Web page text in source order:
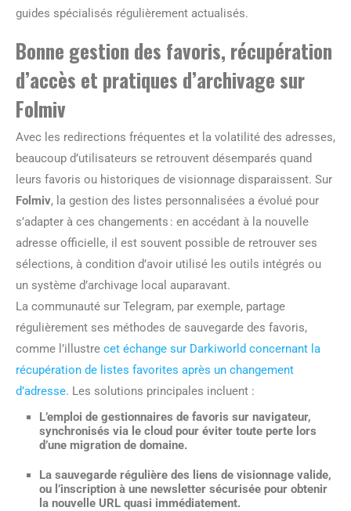
guides spécialisés régulièrement actualisés.
Bonne gestion des favoris, récupération
d’accès et pratiques d’archivage sur
Folmiv
Avec les redirections fréquentes et la volatilité des adresses,
beaucoup d’utilisateurs se retrouvent désemparés quand
leurs favoris ou historiques de visionnage disparaissent. Sur
Folmiv, la gestion des listes personnalisées a évolué pour
s’adapter à ces changements : en accédant à la nouvelle
adresse officielle, il est souvent possible de retrouver ses
sélections, à condition d’avoir utilisé les outils intégrés ou
un système d’archivage local auparavant.
La communauté sur Telegram, par exemple, partage
régulièrement ses méthodes de sauvegarde des favoris,
comme l’illustre cet échange sur Darkiworld concernant la
récupération de listes favorites après un changement
d’adresse. Les solutions principales incluent :
L’emploi de gestionnaires de favoris sur navigateur,
synchronisés via le cloud pour éviter toute perte lors
d’une migration de domaine.
La sauvegarde régulière des liens de visionnage valide,
ou l’inscription à une newsletter sécurisée pour obtenir
la nouvelle URL quasi immédiatement.